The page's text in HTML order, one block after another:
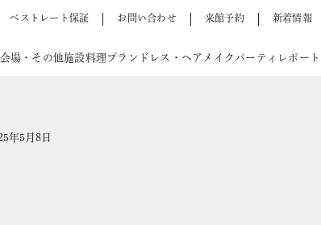
ベストレート保証 お問い合わせ 来館予約 新着情報
場・その他施設料理 プラン ドレス・ヘアメイク パーティレポート
年5月8日